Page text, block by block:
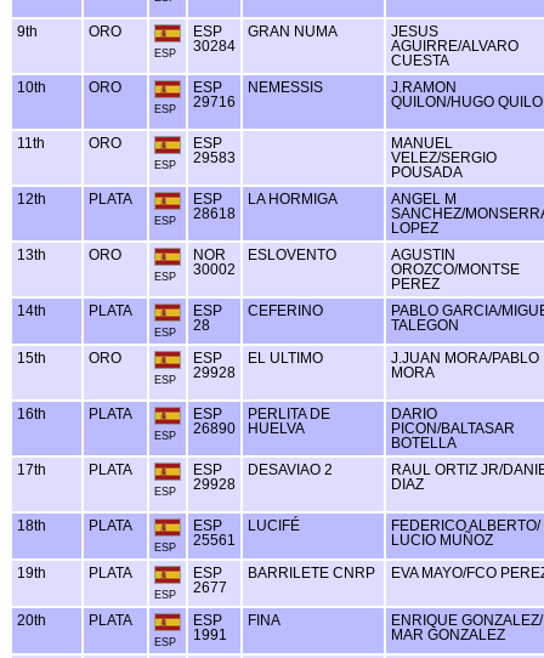
9th ORO
ESP
ESP
30284
GRAN NUMA
JESUS
AGUIRRE/ALVARO
CUESTA
10th
ORO
ESP
ESP
29716
NEMESSIS
J.RAMON
QUILON/HUGO
11th ORO
ESP
ESP
29583
MANUEL
VELEZ/SERGIO
POUSADA
12th
PLATA
ESP
ESP
28618
LA HORMIGA
ANGEL M
SANCHEZ/
LOPEZ
13th
ORO
ESP
NOR
30002
ESLOVENTO
AGUSTIN
OROZCO/MONTSE
PEREZ
14th
PLATA
ESP
ESP
28
CEFERINO
PABLO GARCIA/
TALEGON
15th ORO
ESP
ESP
29928
EL ULTIMO
J.JUAN MORA/PABLO
MORA
16th PLATA
ESP
ESP
26890
PERLITA DE
HUELVA
DARIO
PICON/BALTASAR
BOTELLA
17th
PLATA
ESP
ESP
29928
DESAVIAO 2
RAUL ORTIZ JR/
DIAZ
18th PLATA
ESP
ESP
25561
LUCIFÉ
FEDERICO ALBERTO/
LUCIO MUÑOZ
19th PLATA
ESP
ESP
2677
BARRILETE CNRP EVA MAYO/FCO
20th PLATA
ESP
ESP
1991
FINA
ENRIQUE GONZALEZ/
MAR GONZALEZ